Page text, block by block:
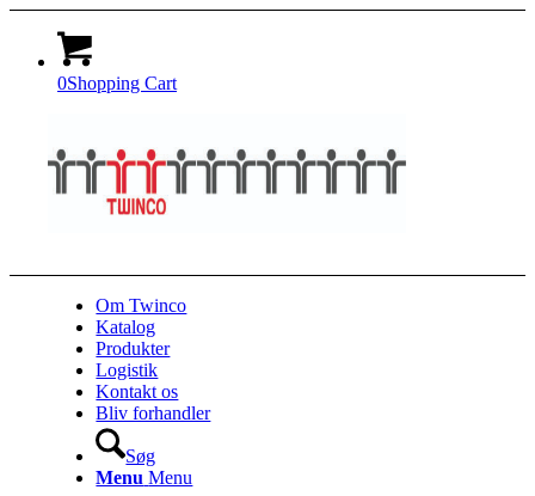
0Shopping Cart
Om Twinco
Katalog
Produkter
Logistik
Kontakt os
Bliv forhandler
Søg
Menu Menu